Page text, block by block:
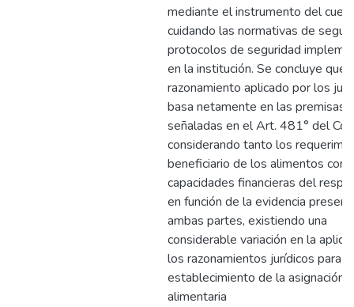
mediante el instrumento del
cuidando las normativas de
protocolos de seguridad
en la institución. Se concluye que,
razonamiento aplicado por los
basa netamente en las premisas
señaladas en el Art. 481° del
considerando tanto los
beneficiario de los alimentos
capacidades financieras del
en función de la evidencia
ambas partes, existiendo una
considerable variación en la
los razonamientos jurídicos para el
establecimiento de la asignación
alimentaria